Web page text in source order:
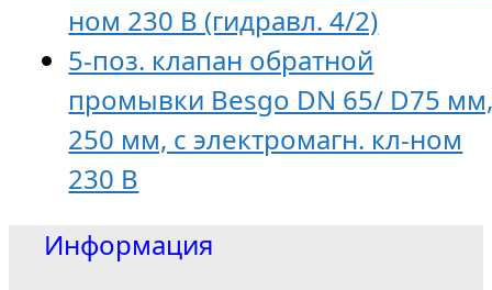
ном 230 В (гидравл. 4/2)
5-поз. клапан обратной
промывки Besgo DN 65/ D75
250 мм, с электромагн. кл-ном
230 В
Информация